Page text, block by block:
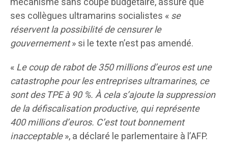
ses collègues ultramarins socialistes «se
réservent la possibilité de censurer le
gouvernement» si le texte n’est pas amendé.
«Le coup de rabot de 350 millions d’euros est une
catastrophe pour les entreprises ultramarines, ce
sont des TPE à 90 %. À cela s’ajoute la suppression
de la défiscalisation productive, qui représente
400 millions d’euros. C’est tout bonnement
inacceptable», a déclaré le parlementaire à l’AFP.